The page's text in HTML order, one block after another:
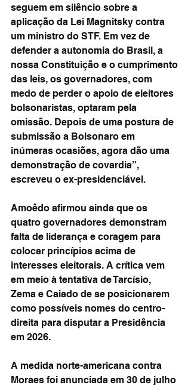
seguem em silêncio sobre a
aplicação da Lei Magnitsky contra
um ministro do STF. Em vez de
defender a autonomia do Brasil, a
nossa Constituição e o cumprimento
das leis, os governadores, com
medo de perder o apoio de eleitores
bolsonaristas, optaram pela
omissão. Depois de uma postura de
submissão a Bolsonaro em
inúmeras ocasiões, agora dão uma
demonstração de covardia”,
escreveu o ex-presidenciável.
Amoêdo afirmou ainda que os
quatro governadores demonstram
falta de liderança e coragem para
colocar princípios acima de
interesses eleitorais. A crítica vem
em meio à tentativa de Tarcísio,
Zema e Caiado de se posicionarem
como possíveis nomes do centro-
direita para disputar a Presidência
em 2026.
A medida norte-americana contra
Moraes foi anunciada em 30 de julho